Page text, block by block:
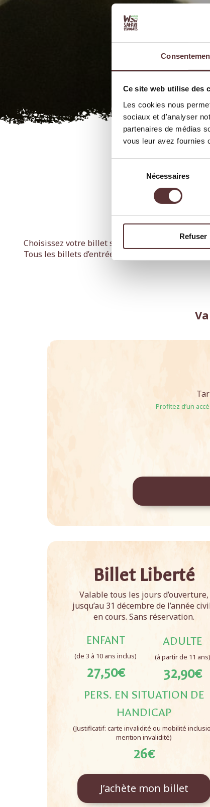
Ce site web utilise des
Les cookies nous
sociaux et d'analyser
partenaires de médias
vous leur avez fournies
consentement
Nécessaires
Refuser
Choisissez votre billet selon votre date de visite
Tous les billets d’entrée permettent de profiter
Profitez d’un
Billet Liberté
Valable tous les jours d’ouverture,
jusqu’au 31 décembre de l’année
en cours. Sans réservation.
ENFANT
(de 3 à 10 ans inclus)
27,50€
ADULTE
(à partir de 11 ans)
32,90€
PERS. EN SITUATION DE
HANDICAP
(Justificatif: carte invalidité ou mobilité
mention invalidité)
26€
J’achète mon billet